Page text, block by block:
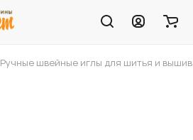
Ручные швейные иглы для шитья и